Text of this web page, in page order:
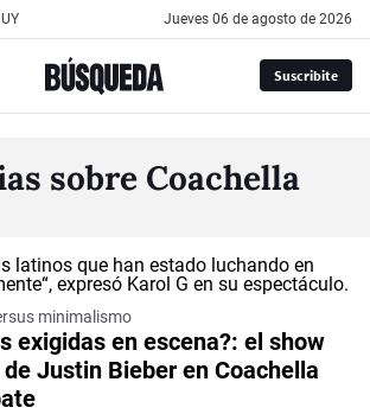
jueves 06 de agosto de 2026
Suscribite
sobre Coachella
minimalismo
exigidas en escena?: el show
Justin Bieber en Coachella